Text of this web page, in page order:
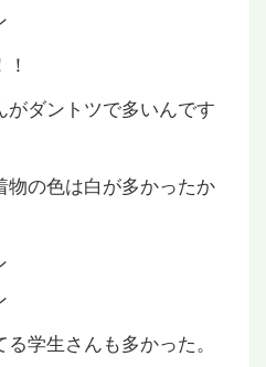
ダントツで多いんです
の色は白が多かったか
学生さんも多かった。